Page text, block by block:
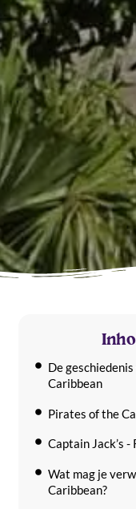
De
Caribbean
Pirates of the
Captain Jack’s
Wat mag je
Caribbean?